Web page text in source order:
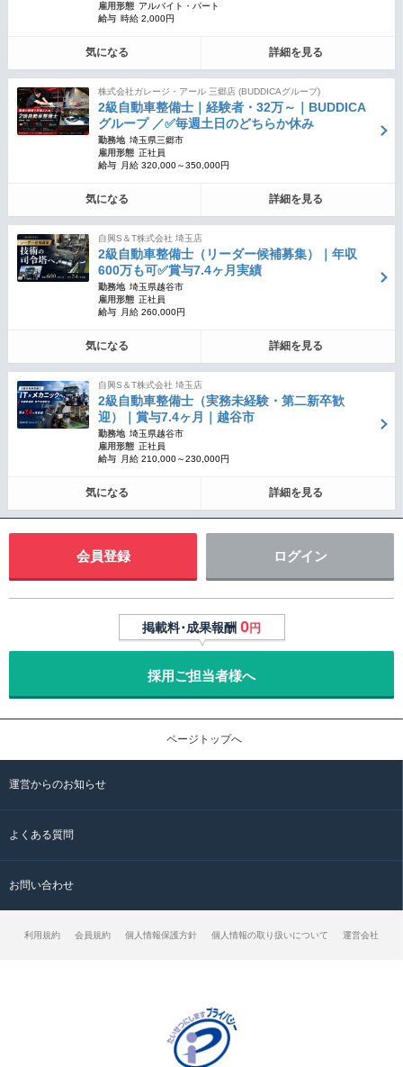
雇用形態 アルバイト・パート
給与 時給 2,000円
気になる 詳細を見る
株式会社ガレージ・アール 三郷店 (BUDDICAグループ)
2級自動車整備士｜経験者・32万～｜BUDDICA
グループ ／✅毎週土日のどちらか休み
勤務地 埼玉県三郷市
雇用形態 正社員
給与
月給 320,000～350,000円
気になる 詳細を見る
自興S＆T株式会社 埼玉店
2級自動車整備士（リーダー候補募集）｜年収
600万も可✅賞与7.4ヶ月実績
勤務地 埼玉県越谷市
雇用形態 正社員
給与
月給 260,000円
気になる 詳細を見る
自興S＆T株式会社 埼玉店
2級自動車整備士（実務未経験・第二新卒歓
迎）｜賞与7.4ヶ月｜越谷市
勤務地 埼玉県越谷市
雇用形態 正社員
給与
月給 210,000～230,000円
気になる 詳細を見る
会員登録 ログイン
掲載料･成果報酬 0円
採用ご担当者様へ
ページトップへ
運営からのお知らせ
よくある質問
お問い合わせ
利用規約 会員規約 個人情報保護方針 個人情報の取り扱いについて 運営会社